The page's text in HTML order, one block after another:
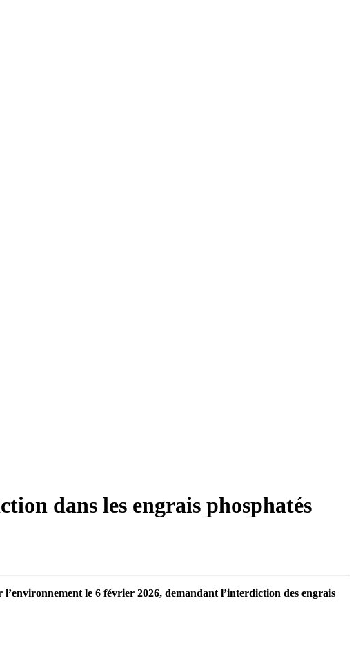
dans les engrais phosphatés
le 6 février 2026, demandant l’interdiction des engrais